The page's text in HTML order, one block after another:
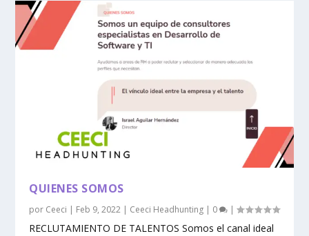
QUIENES SOMOS
por Ceeci | Feb 9, 2022 | Ceeci Headhunting | 0 |
RECLUTAMIENTO DE TALENTOS Somos el canal ideal